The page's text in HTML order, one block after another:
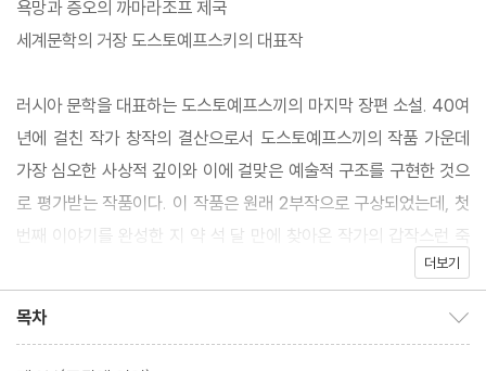
욕망과 증오의 까마라조프 제국
세계문학의 거장 도스토예프스키의 대표작
러시아 문학을 대표하는 도스토예프스끼의 마지막 장편 소설. 40여
년에 걸친 작가 창작의 결산으로서 도스토예프스끼의 작품 가운데
가장 심오한 사상적 깊이와 이에 걸맞은 예술적 구조를 구현한 것으
로 평가받는 작품이다. 이 작품은 원래 2부작으로 구상되었는데, 첫
번째 이야기를 완성한 지 약 석 달 만에 찾아온 작가의 갑작스런 죽
그럼에도 불구하고 많은 인물군과 크고 작은 사건들, 무수한 에피소
드를 담은 방대한 규모의 소설은 뛰어난 완성도를 보여 주며, 많은
더보기
목차